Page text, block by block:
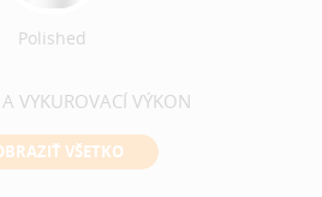
Polished
VYKUROVACÍ VÝKON
VŠETKO